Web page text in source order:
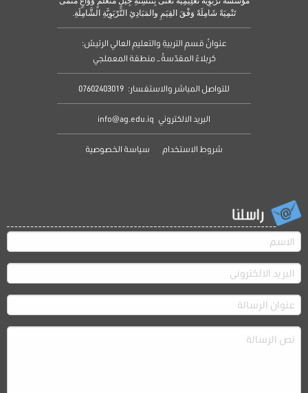
تَنْمِيَةً شَامِلَةً وَفْقَ القِيَمِ والمَبَادِئِ التَّرْبَوِيَّةِ الشَّامِلَةِ.
عنوانُ قسمِ التربيةِ والتعليمِ العالي الرئيسُ:
كربلاءُ المقدّسةُ – منطقة المعملجي
للتواصل المباشر والاستفسار: 07602403019
البريد الالكتروني info@ag.edu.iq
شروط الاستخدام سياسة الخصوصية